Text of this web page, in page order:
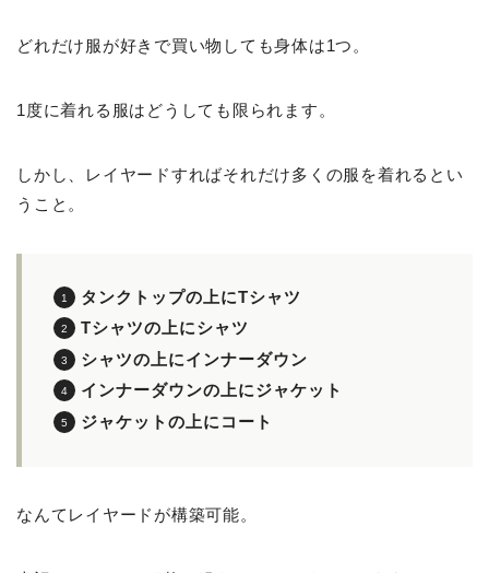
どれだけ服が好きで買い物しても身体は1つ。
1度に着れる服はどうしても限られます。
しかし、レイヤードすればそれだけ多くの服を着れるとい
うこと。
タンクトップの上にTシャツ
Tシャツの上にシャツ
シャツの上にインナーダウン
インナーダウンの上にジャケット
ジャケットの上にコート
なんてレイヤードが構築可能。